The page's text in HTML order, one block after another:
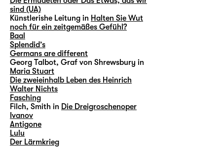
sind (UA)
Künstlerishe Leitung in Halten Sie Wut
noch für ein zeitgemäßes Gefühl?
Baal
Splendid’s
Germans are different
Georg Talbot, Graf von Shrewsbury in
Maria Stuart
Die zweieinhalb Leben des Heinrich
Walter Nichts
Fasching
Filch, Smith in Die Dreigroschenoper
Ivanov
Antigone
Lulu
Der Lärmkrieg